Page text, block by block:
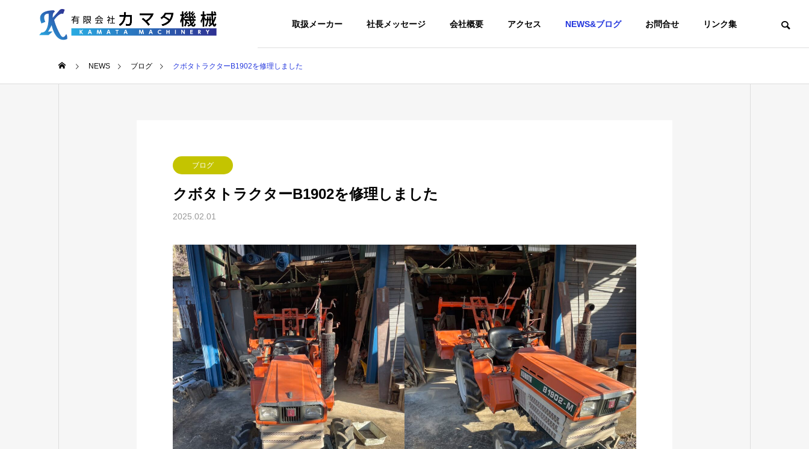
取扱メーカー 社長メッセージ 会社概要 アクセス NEWS&ブログ お問合せ リンク集
NEWS ブログ クボタトラクターB1902を修理しました
ブログ
クボタトラクターB1902を修理しました
2025.02.01